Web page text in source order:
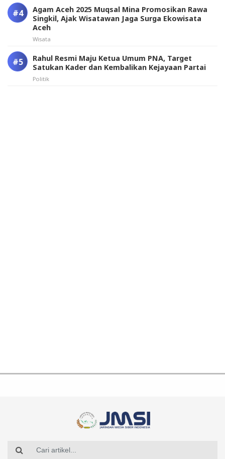
Agam Aceh 2025 Muqsal Mina Promosikan Rawa
Singkil, Ajak Wisatawan Jaga Surga Ekowisata
Aceh
Wisata
Rahul Resmi Maju Ketua Umum PNA, Target
Satukan Kader dan Kembalikan Kejayaan Partai
Politik